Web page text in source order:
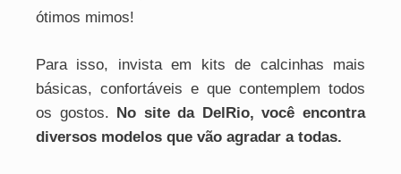
ótimos mimos!
Para isso, invista em kits de calcinhas mais
básicas, confortáveis e que contemplem todos
os gostos. No site da DelRio, você encontra
diversos modelos que vão agradar a todas.